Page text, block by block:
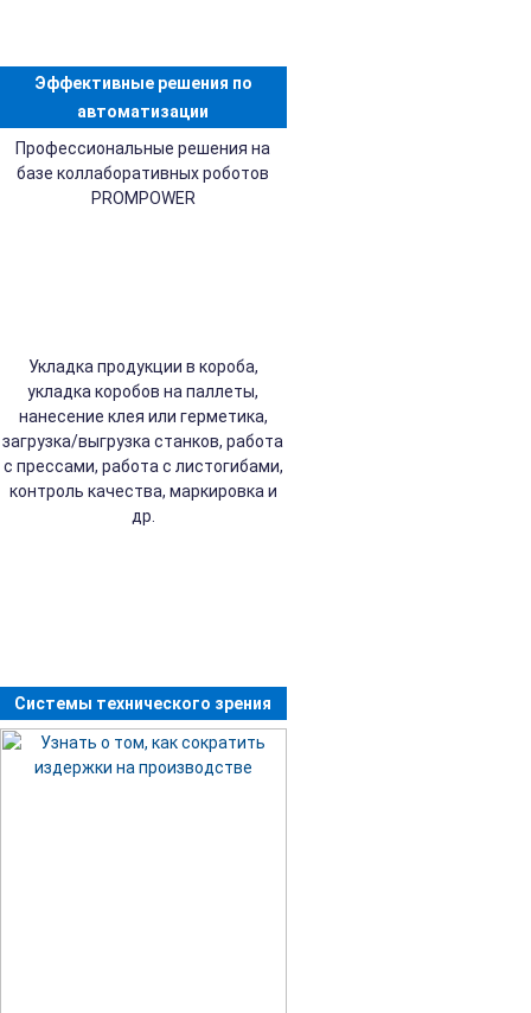
Эффективные решения по
автоматизации
Профессиональные решения на
базе коллаборативных роботов
PROMPOWER
Укладка продукции в короба,
укладка коробов на паллеты,
нанесение клея или герметика,
загрузка/выгрузка станков, работа
с прессами, работа с листогибами,
контроль качества, маркировка и
др.
Системы технического зрения